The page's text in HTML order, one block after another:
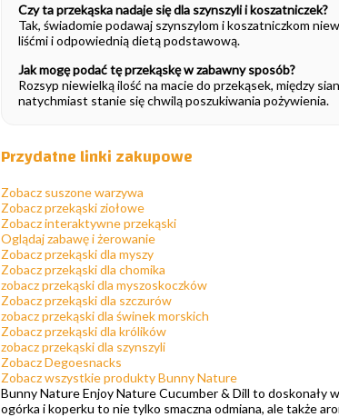
Czy ta przekąska nadaje się dla szynszyli i koszatniczek?
Tak, świadomie podawaj szynszylom i koszatniczkom
liśćmi i odpowiednią dietą podstawową.
Jak mogę podać tę przekąskę w zabawny sposób?
Rozsyp niewielką ilość na macie do przekąsek, między
natychmiast stanie się chwilą poszukiwania pożywienia.
Przydatne linki zakupowe
Zobacz suszone warzywa
Zobacz przekąski ziołowe
Zobacz interaktywne przekąski
Oglądaj zabawę i żerowanie
Zobacz przekąski dla myszy
Zobacz przekąski dla chomika
zobacz przekąski dla myszoskoczków
Zobacz przekąski dla szczurów
zobacz przekąski dla świnek morskich
Zobacz przekąski dla królików
zobacz przekąski dla szynszyli
Zobacz Degoesnacks
Zobacz wszystkie produkty Bunny Nature
Bunny Nature Enjoy Nature Cucumber & Dill to doskonały
ogórka i koperku to nie tylko smaczna odmiana, ale także